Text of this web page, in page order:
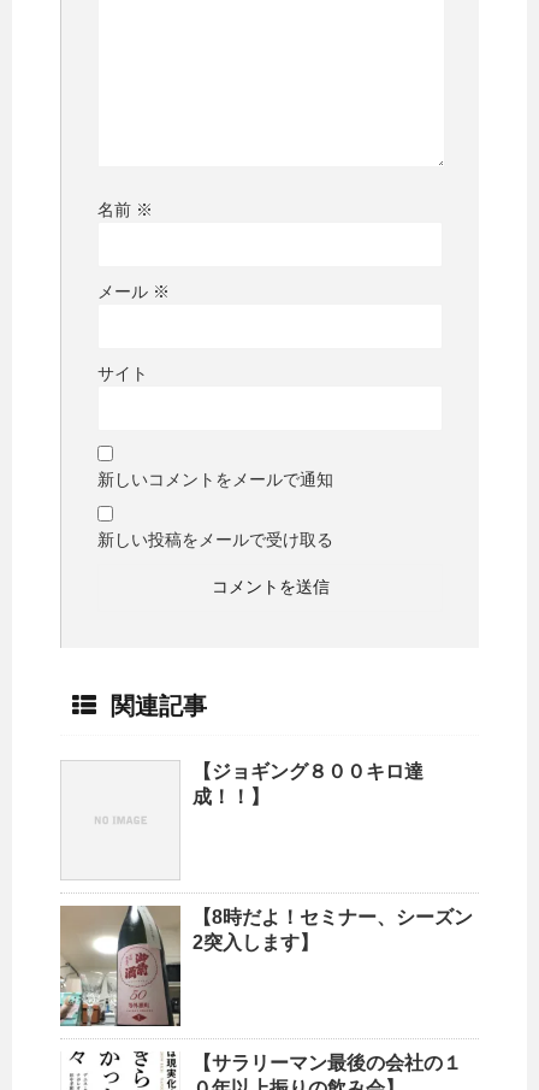
名前 ※
メール ※
サイト
新しいコメントをメールで通知
新しい投稿をメールで受け取る
関連記事
【ジョギング８００キロ達
成！！】
【8時だよ！セミナー、シーズン
2突入します】
【サラリーマン最後の会社の１